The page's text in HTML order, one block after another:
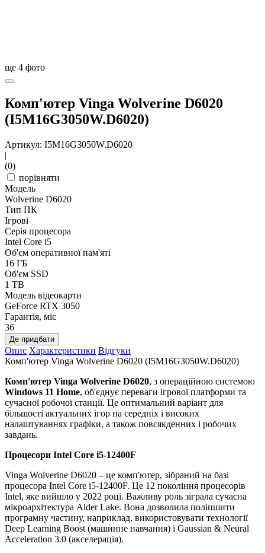
ще 4 фото
Комп'ютер Vinga Wolverine D6020
(I5M16G3050W.D6020)
Артикул: I5M16G3050W.D6020
|
(0)
порівняти
Модель
Wolverine D6020
Тип ПК
Ігрові
Серія процесора
Intel Core i5
Об'єм оперативної пам'яті
16 ГБ
Об'єм SSD
1 TB
Модель відеокарти
GeForce RTX 3050
Гарантія, міс
36
Де придбати
Опис Характеристики Відгуки
Комп'ютер Vinga Wolverine D6020 (I5M16G3050W.D6020)
Комп'ютер Vinga Wolverine D6020, з операційною системою
Windows 11 Home, об'єднує переваги ігрової платформи та
сучасної робочої станції. Це оптимальний варіант для
більшості актуальних ігор на середніх і високих
налаштуваннях графіки, а також повсякденних і робочих
завдань.
Процесори Intel Core i5-12400F
Vinga Wolverine D6020 – це комп'ютер, зібраний на базі
процесора Intel Core i5-12400F. Це 12 покоління процесорів
Intel, яке вийшло у 2022 році. Важливу роль зіграла сучасна
мікроархітектура Alder Lake. Вона дозволила поліпшити
програмну частину, наприклад, використовувати технології
Deep Learning Boost (машинне навчання) і Gaussian & Neural
Acceleration 3.0 (акселерація).